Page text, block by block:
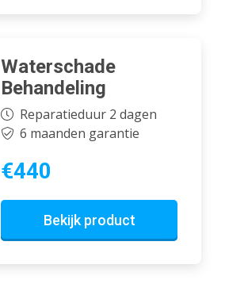
Waterschade
Behandeling
Reparatieduur 2 dagen
6 maanden garantie
€440
Bekijk product